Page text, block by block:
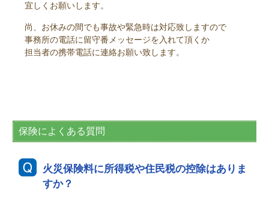
宜しくお願いします。
尚、お休みの間でも事故や緊急時は対応致しますので
事務所の電話に留守番メッセージを入れて頂くか
担当者の携帯電話に連絡お願い致します。
保険によくある質問
火災保険料に所得税や住民税の控除はありま
すか？